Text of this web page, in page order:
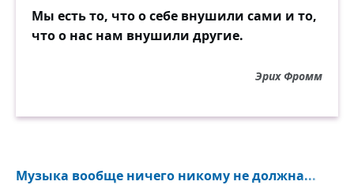
Мы есть то, что о себе внушили сами и то,
что о нас нам внушили другие.
Эрих Фромм
Музыка вообще ничего никому не должна...